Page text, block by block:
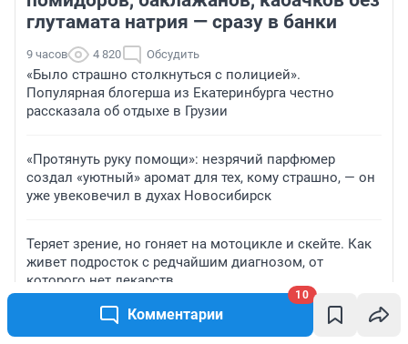
Комментарии
10
глутамата натрия — сразу в банки
9 часов 4 820 Обсудить
«Было страшно столкнуться с полицией».
Популярная блогерша из Екатеринбурга честно
рассказала об отдыхе в Грузии
«Протянуть руку помощи»: незрячий парфюмер
создал «уютный» аромат для тех, кому страшно, — он
уже увековечил в духах Новосибирск
Теряет зрение, но гоняет на мотоцикле и скейте. Как
живет подросток с редчайшим диагнозом, от
которого нет лекарств
«Девчонки, вы испытываете судьбу»: что творится в